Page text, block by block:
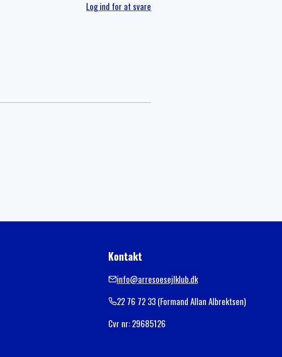
Log ind for at svare
Kontakt
info@arresoesejlklub.dk
22 76 72 33 (Formand Allan Albrektsen)
Cvr nr: 29685126